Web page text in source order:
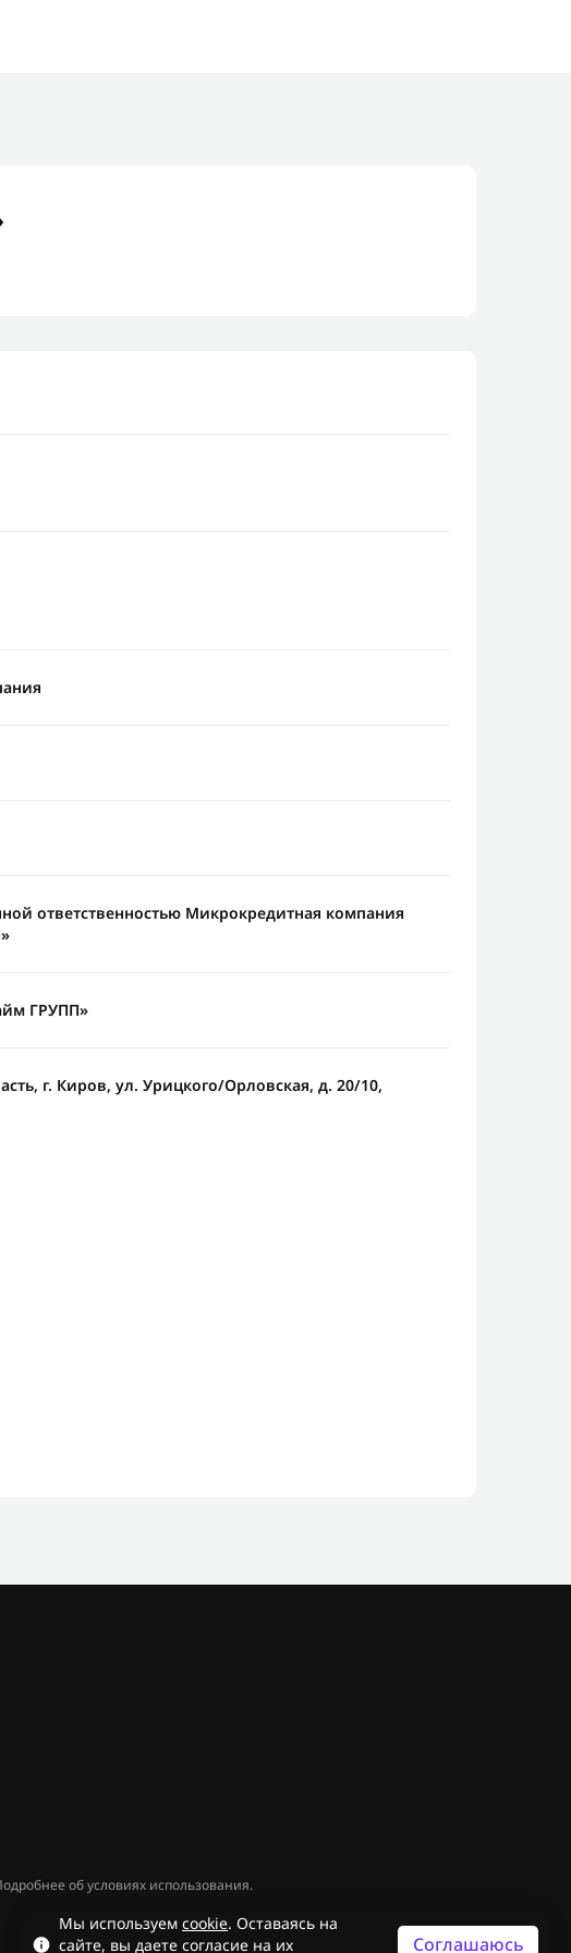
ответственностью Микрокредитная компания
ГРУПП»
г. Киров, ул. Урицкого/Орловская, д. 20/10,
об условиях использования.
Мы используем cookie. Оставаясь на
сайте, вы даете согласие на их
Соглашаюсь